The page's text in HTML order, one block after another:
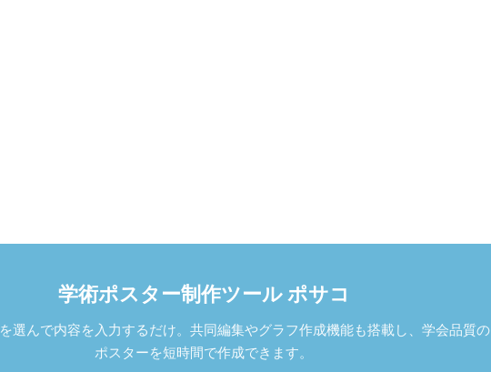
学術ポスター制作ツール ポサコ
選んで内容を入力するだけ。共同編集やグラフ作成機能も搭載し、学会品質の
ポスターを短時間で作成できます。